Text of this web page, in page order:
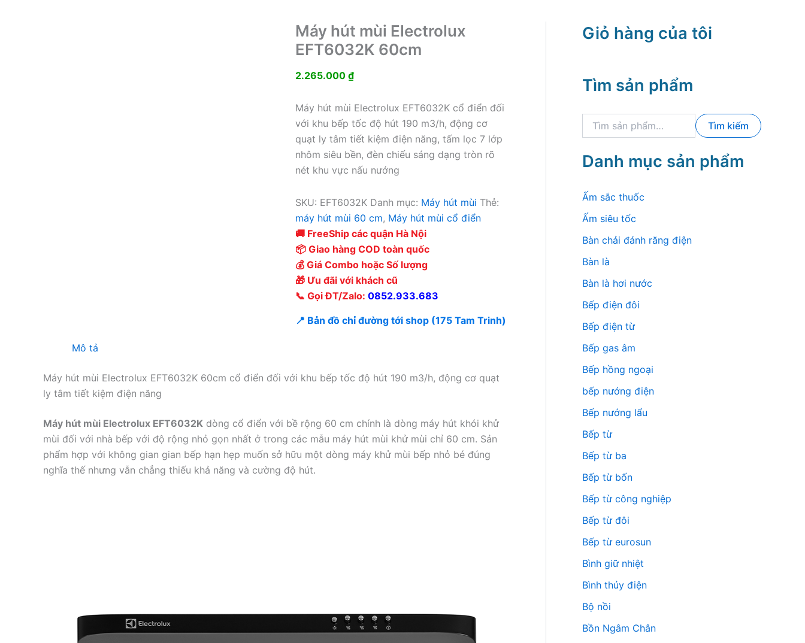
Máy hút mùi Electrolux
EFT6032K 60cm
2.265.000 ₫
Máy hút mùi Electrolux EFT6032K cổ điển đối
với khu bếp tốc độ hút 190 m3/h, động cơ
quạt ly tâm tiết kiệm điện năng, tấm lọc 7 lớp
nhôm siêu bền, đèn chiếu sáng dạng tròn rõ
nét khu vực nấu nướng
SKU: EFT6032K Danh mục: Máy hút mùi Thẻ:
máy hút mùi 60 cm, Máy hút mùi cổ điển
🚚 FreeShip các quận Hà Nội
📦 Giao hàng COD toàn quốc
💰 Giá Combo hoặc Số lượng
🎁 Ưu đãi với khách cũ
📞 Gọi ĐT/Zalo: 0852.933.683
📍 Bản đồ chỉ đường tới shop (175 Tam Trinh)
Mô tả
Máy hút mùi Electrolux EFT6032K 60cm cổ điển đối với khu bếp tốc độ hút 190 m3/h, động cơ quạt
ly tâm tiết kiệm điện năng
Máy hút mùi Electrolux EFT6032K dòng cổ điển với bề rộng 60 cm chính là dòng máy hút khói khử
mùi đối với nhà bếp với độ rộng nhỏ gọn nhất ở trong các mẫu máy hút mùi khử mùi chỉ 60 cm. Sản
phẩm hợp với không gian gian bếp hạn hẹp muốn sở hữu một dòng máy khử mùi bếp nhỏ bé đúng
nghĩa thế nhưng vẫn chẳng thiếu khả năng và cường độ hút.
Giỏ hàng của tôi
Tìm sản phẩm
k
m
:
Tìm kiếm
Danh mục sản phẩm
Ấm sắc thuốc
Ấm siêu tốc
Bàn chải đánh răng điện
Bàn là
Bàn là hơi nước
Bếp điện đôi
Bếp điện từ
Bếp gas âm
Bếp hồng ngoại
bếp nướng điện
Bếp nướng lẩu
Bếp từ
Bếp từ ba
Bếp từ bốn
Bếp từ công nghiệp
Bếp từ đôi
Bếp từ eurosun
Bình giữ nhiệt
Bình thủy điện
Bộ nồi
Bồn Ngâm Chân